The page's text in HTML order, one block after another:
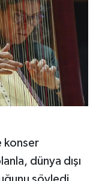
konser
dünya dışı